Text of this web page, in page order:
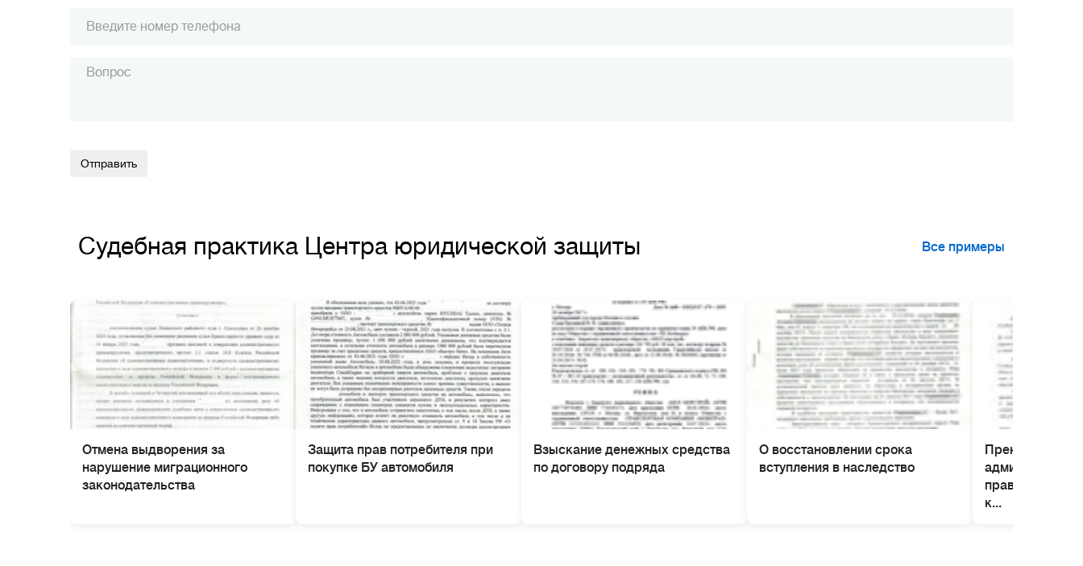
Судебная практика Центра юридической защиты Все примеры
Отмена выдворения за
нарушение миграционного
законодательства
Защита прав потребителя при
покупке БУ автомобиля
Взыскание денежных средства
по договору подряда
О восстановлении срока
вступления в наследство
Прекращение
к...